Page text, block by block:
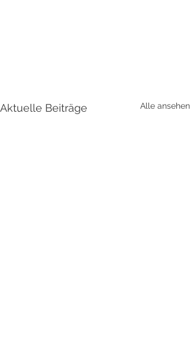
Aktuelle Beiträge Alle ansehen